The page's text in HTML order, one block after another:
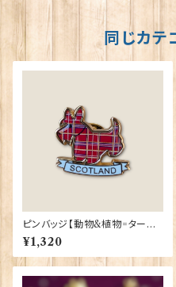
同じカテ
ピンバッジ【動物&植物=タータ
ンスコティー】Tradition 9004
0-T1130
¥1,320